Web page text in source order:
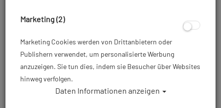
Marketing (2)
Marketing Cookies werden von Drittanbietern oder
Publishern verwendet, um personalisierte Werbung
anzuzeigen. Sie tun dies, indem sie Besucher über Websites
hinweg verfolgen.
Daten Informationen anzeigen